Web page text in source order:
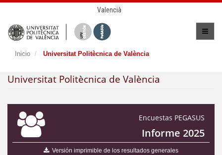
Valencià
Inicio Universitat Politècnica de València
Universitat Politècnica de València
Encuestas PEGASUS
Informe 2025
Versión imprimible de los resultados generales